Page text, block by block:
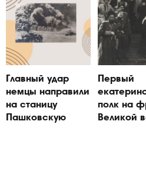
Главный удар
немцы направили
на станицу
Пашковскую
Первый
полк на
Великой